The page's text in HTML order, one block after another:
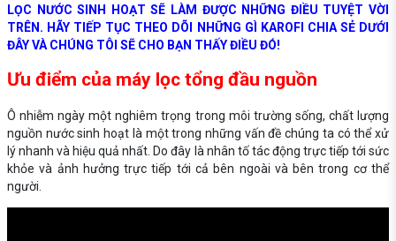
LỌC NƯỚC SINH HOẠT SẼ LÀM ĐƯỢC NHỮNG ĐIỀU TUYỆT VỜI
TRÊN. HÃY TIẾP TỤC THEO DÕI NHỮNG GÌ KAROFI CHIA SẺ DƯỚI
ĐÂY VÀ CHÚNG TÔI SẼ CHO BẠN THẤY ĐIỀU ĐÓ!
Ưu điểm của máy lọc tổng đầu nguồn
Ô nhiễm ngày một nghiêm trọng trong môi trường sống, chất lượng
nguồn nước sinh hoạt là một trong những vấn đề chúng ta có thể xử
lý nhanh và hiệu quả nhất. Do đây là nhân tố tác động trực tiếp tới sức
khỏe và ảnh hưởng trực tiếp tới cả bên ngoài và bên trong cơ thể
người.